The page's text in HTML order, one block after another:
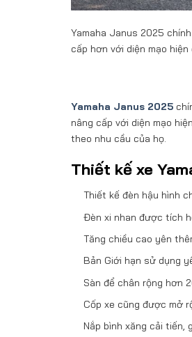
Yamaha Janus 2025
cấp hơn với diện mạo
Yamaha Janus 2025
nâng cấp với diện mạo
theo nhu cầu của họ.
Thiết kế xe
Thiết kế đèn hậu hình
Đèn xi nhan được tích
Tăng chiều cao yên
Bản Giới hạn sử dụng
Sàn để chân rộng hơn
Cốp xe cũng được mở
Nắp bình xăng cải tiến,